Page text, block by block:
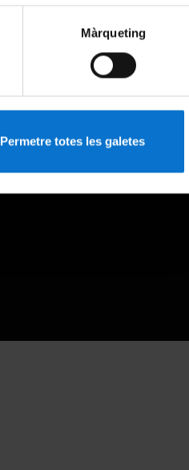
Màrqueting
Permetre totes les galetes